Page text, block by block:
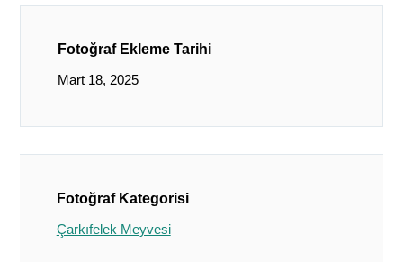
Fotoğraf Ekleme Tarihi
Mart 18, 2025
Fotoğraf Kategorisi
Çarkıfelek Meyvesi